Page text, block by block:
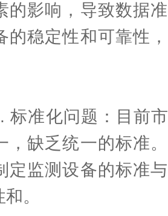
的影响，导致数据
的稳定性和可靠性
准化问题：目前市
，缺乏统一的标准
定监测设备的标准
。